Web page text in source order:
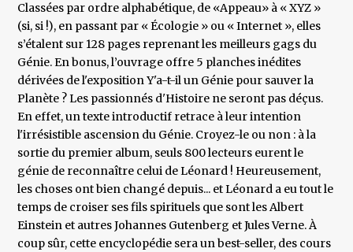
Classées par ordre alphabétique, de «Appeau» à « XYZ »
(si, si !), en passant par « Écologie » ou « Internet », elles
s’étalent sur 128 pages reprenant les meilleurs gags du
Génie. En bonus, l’ouvrage offre 5 planches inédites
dérivées de l'exposition Y'a-t-il un Génie pour sauver la
Planète ? Les passionnés d'Histoire ne seront pas déçus.
En effet, un texte introductif retrace à leur intention
l'irrésistible ascension du Génie. Croyez-le ou non : à la
sortie du premier album, seuls 800 lecteurs eurent le
génie de reconnaître celui de Léonard ! Heureusement,
les choses ont bien changé depuis... et Léonard a eu tout le
temps de croiser ses fils spirituels que sont les Albert
Einstein et autres Johannes Gutenberg et Jules Verne. À
coup sûr, cette encyclopédie sera un best-seller, des cours